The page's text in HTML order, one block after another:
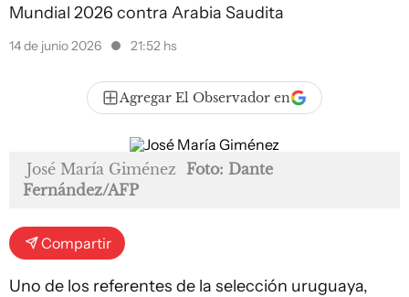
Mundial 2026 contra Arabia Saudita
14 de junio 2026 21:52 hs
Agregar El Observador en
José María Giménez Foto: Dante
Fernández/AFP
Compartir
Uno de los referentes de la selección uruguaya,